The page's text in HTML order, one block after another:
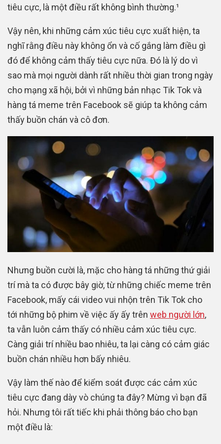
tiêu cực, là một điều rất không bình thường.¹
Vậy nên, khi những cảm xúc tiêu cực xuất hiện, ta
nghĩ rằng điều này không ổn và cố gắng làm điều gì
đó để không cảm thấy tiêu cực nữa. Đó là lý do vì
sao mà mọi người dành rất nhiều thời gian trong ngày
cho mạng xã hội, bởi vì những bản nhạc Tik Tok và
hàng tá meme trên Facebook sẽ giúp ta không cảm
thấy buồn chán và cô đơn.
Nhưng buồn cười là, mặc cho hàng tá những thứ giải
trí mà ta có được bây giờ, từ những chiếc meme trên
Facebook, mấy cái video vui nhộn trên Tik Tok cho
tới những bộ phim về việc ấy ấy trên web người lớn,
ta vẫn luôn cảm thấy có nhiều cảm xúc tiêu cực.
Càng giải trí nhiều bao nhiêu, ta lại càng có cảm giác
buồn chán nhiều hơn bấy nhiêu.
Vậy làm thế nào để kiểm soát được các cảm xúc
tiêu cực đang dày vò chúng ta đây? Mừng vì bạn đã
hỏi. Nhưng tôi rất tiếc khi phải thông báo cho bạn
một điều là: